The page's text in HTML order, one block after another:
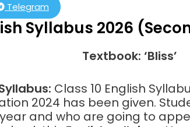
Telegram
Syllabus 2026
Textbook: ‘Bliss’
Class 10 English
2024 has been given.
year and who are going to